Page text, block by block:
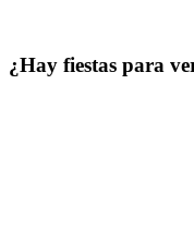
¿Hay fiestas para